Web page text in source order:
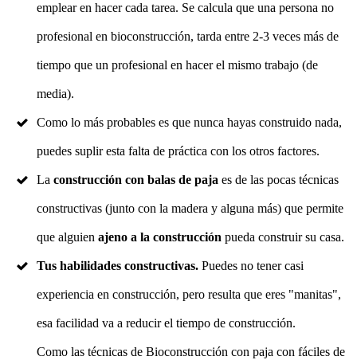
emplear en hacer cada tarea. Se calcula que una persona no
profesional en bioconstrucción, tarda entre 2-3 veces más de
tiempo que un profesional en hacer el mismo trabajo (de
media).
Como lo más probables es que nunca hayas construido nada,
puedes suplir esta falta de práctica con los otros factores.
La construcción con balas de paja es de las pocas técnicas
constructivas (junto con la madera y alguna más) que permite
que alguien ajeno a la construcción pueda construir su casa.
Tus habilidades constructivas. Puedes no tener casi
experiencia en construcción, pero resulta que eres "manitas",
esa facilidad va a reducir el tiempo de construcción.
Como las técnicas de Bioconstrucción con paja con fáciles de